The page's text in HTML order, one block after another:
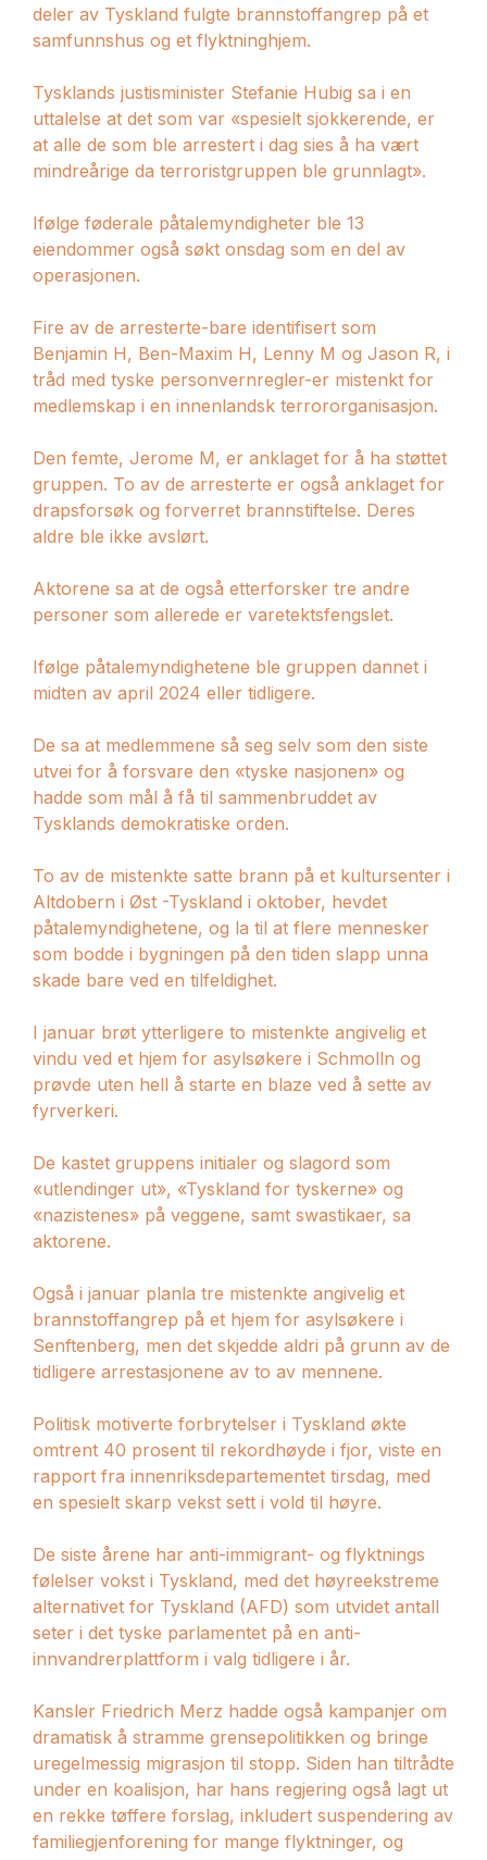
deler av Tyskland fulgte brannstoffangrep på et
samfunnshus og et flyktninghjem.
Tysklands justisminister Stefanie Hubig sa i en
uttalelse at det som var «spesielt sjokkerende, er
at alle de som ble arrestert i dag sies å ha vært
mindreårige da terroristgruppen ble grunnlagt».
Ifølge føderale påtalemyndigheter ble 13
eiendommer også søkt onsdag som en del av
operasjonen.
Fire av de arresterte-bare identifisert som
Benjamin H, Ben-Maxim H, Lenny M og Jason R, i
tråd med tyske personvernregler-er mistenkt for
medlemskap i en innenlandsk terrororganisasjon.
Den femte, Jerome M, er anklaget for å ha støttet
gruppen. To av de arresterte er også anklaget for
drapsforsøk og forverret brannstiftelse. Deres
aldre ble ikke avslørt.
Aktorene sa at de også etterforsker tre andre
personer som allerede er varetektsfengslet.
Ifølge påtalemyndighetene ble gruppen dannet i
midten av april 2024 eller tidligere.
De sa at medlemmene så seg selv som den siste
utvei for å forsvare den «tyske nasjonen» og
hadde som mål å få til sammenbruddet av
Tysklands demokratiske orden.
To av de mistenkte satte brann på et kultursenter i
Altdobern i Øst -Tyskland i oktober, hevdet
påtalemyndighetene, og la til at flere mennesker
som bodde i bygningen på den tiden slapp unna
skade bare ved en tilfeldighet.
I januar brøt ytterligere to mistenkte angivelig et
vindu ved et hjem for asylsøkere i Schmolln og
prøvde uten hell å starte en blaze ved å sette av
fyrverkeri.
De kastet gruppens initialer og slagord som
«utlendinger ut», «Tyskland for tyskerne» og
«nazistenes» på veggene, samt swastikaer, sa
aktorene.
Også i januar planla tre mistenkte angivelig et
brannstoffangrep på et hjem for asylsøkere i
Senftenberg, men det skjedde aldri på grunn av de
tidligere arrestasjonene av to av mennene.
Politisk motiverte forbrytelser i Tyskland økte
omtrent 40 prosent til rekordhøyde i fjor, viste en
rapport fra innenriksdepartementet tirsdag, med
en spesielt skarp vekst sett i vold til høyre.
De siste årene har anti-immigrant- og flyktnings
følelser vokst i Tyskland, med det høyreekstreme
alternativet for Tyskland (AFD) som utvidet antall
seter i det tyske parlamentet på en anti-
innvandrerplattform i valg tidligere i år.
Kansler Friedrich Merz hadde også kampanjer om
dramatisk å stramme grensepolitikken og bringe
uregelmessig migrasjon til stopp. Siden han tiltrådte
under en koalisjon, har hans regjering også lagt ut
en rekke tøffere forslag, inkludert suspendering av
familiegjenforening for mange flyktninger, og